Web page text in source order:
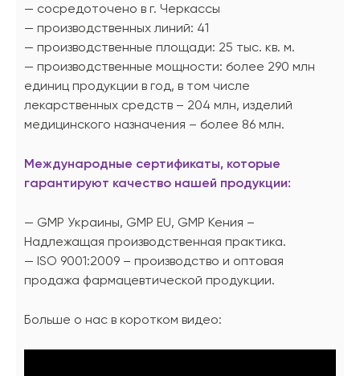
— сосредоточено в г. Черкассы
— производственных линий: 41
— производственные площади: 25 тыс. кв. м.
— производственные мощности: более 290 млн
единиц продукции в год, в том числе
лекарственных средств – 204 млн, изделий
медицинского назначения – более 86 млн.
Международные сертификаты, которые
гарантируют качество нашей продукции:
— GMP Украины, GMP EU, GMP Кения –
Надлежащая производственная практика.
— ISO 9001:2009 – производство и оптовая
продажа фармацевтической продукции.
Больше о нас в коротком видео: